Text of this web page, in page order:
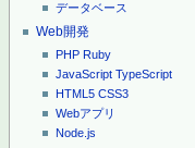
データベース
Web開発
PHP Ruby
JavaScript TypeScript
HTML5 CSS3
Webアプリ
Node.js